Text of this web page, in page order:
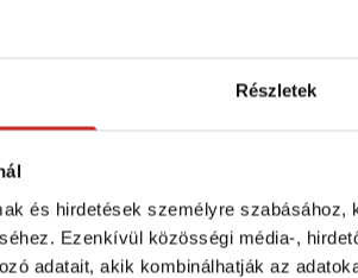
Részletek
és hirdetések személyre
Ezenkívül közösségi média-,
adatait, akik kombinálhatják az
Kosárba